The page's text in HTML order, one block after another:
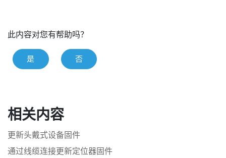
此内容对您有帮助吗？
是 否
相关内容
更新头戴式设备固件
通过线缆连接更新定位器固件